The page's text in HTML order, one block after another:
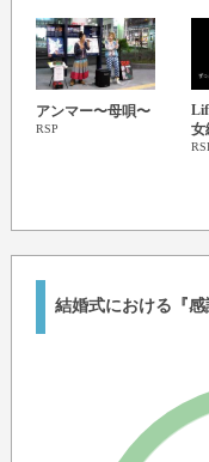
アンマー〜母唄〜
RSP
女
結婚式における『